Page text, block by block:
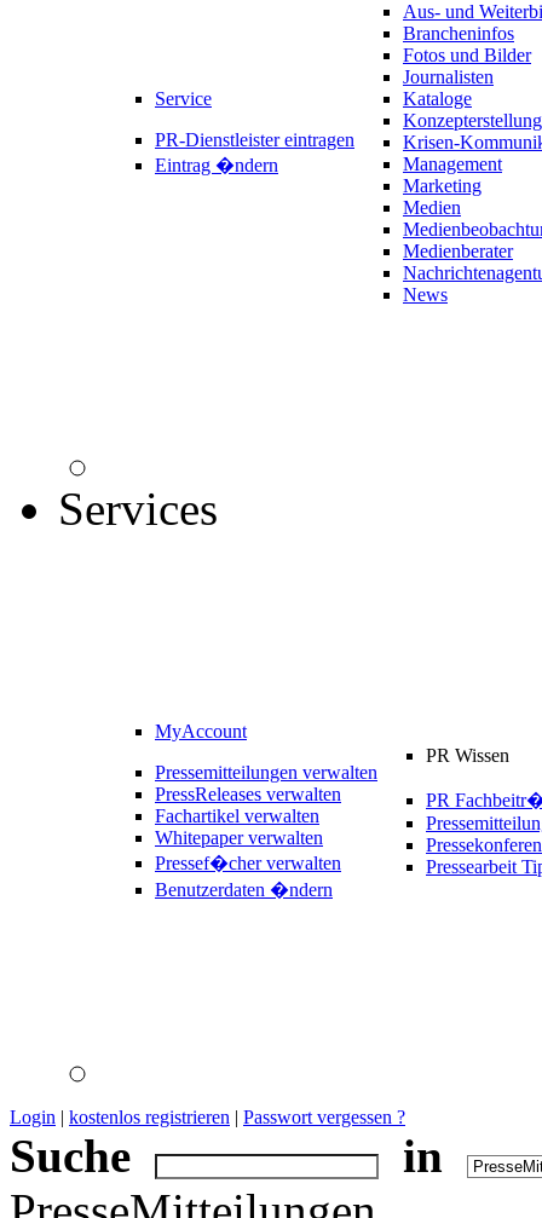
Service
PR-Dienstleister eintragen
Eintrag �ndern
Aus- und
Brancheninfos
Fotos und Bilder
Journalisten
Kataloge
Konzepterstellung
Krisen-
Management
Marketing
Medien
Medienberater
News
Services
MyAccount
Pressemitteilungen verwalten
PressReleases verwalten
Fachartikel verwalten
Whitepaper verwalten
Pressef�cher verwalten
Benutzerdaten �ndern
PR Wissen
PR
Pressearbeit
Login | kostenlos registrieren | Passwort vergessen ?
Suche
in